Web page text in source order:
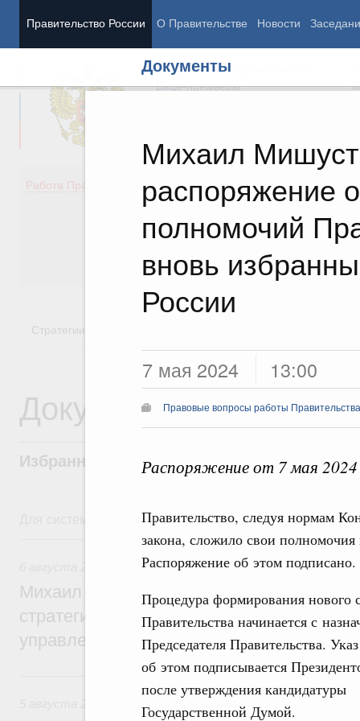
Правительство России О Правительстве Новости
Документы
Михаил
распоряжение
полномочий
вновь
России
7 мая 2024 13:00
Правовые вопросы работы
Распоряжение от 7 мая
Правительство, следуя нормам
закона, сложило свои
Распоряжение об этом подписано.
Процедура формирования нового
Правительства начинается с
Председателя Правительства. Указ
об этом подписывается
после утверждения кандидатуры
Государственной Думой.
Председатель Правительства
Вице-премьеры
Работа Правительства
Демография
Здоровье
Культура
Государство
Стратегии
Документы
Избранные документы со справками к
Для системного поиска перейдите в раздел "Поиск по
6 августа, четверг
Технологическое развитие. Инновации
Михаил Мишустин дал поручения по
стратегической сессии о
управления научно-технологическим
5 августа, среда
Вопросы производительности труда и